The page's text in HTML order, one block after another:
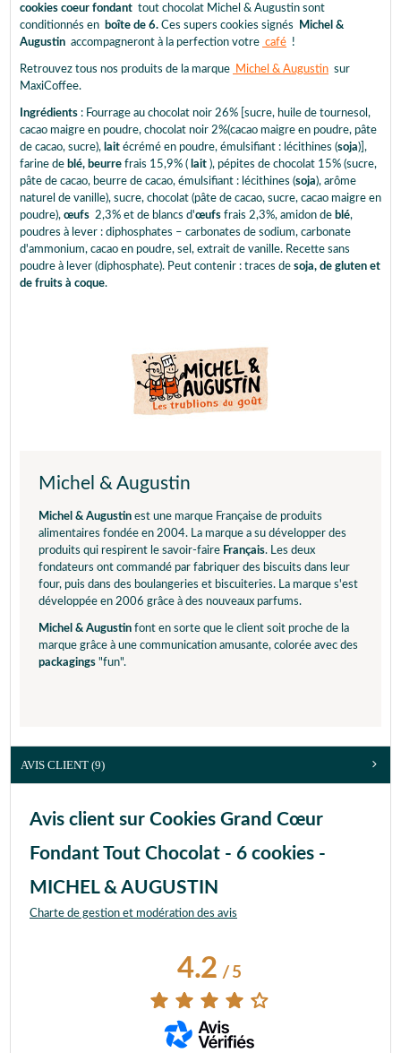
cookies coeur fondant tout chocolat Michel & Augustin sont
conditionnés en
boîte de 6. Ces supers cookies signés
Michel &
Augustin accompagneront à la perfection votre café !
Retrouvez tous nos produits de la marque Michel & Augustin sur
MaxiCoffee.
Ingrédients : Fourrage au chocolat noir 26% [sucre, huile de tournesol,
cacao maigre en poudre, chocolat noir 2%(cacao maigre en poudre, pâte
de cacao, sucre), lait écrémé en poudre, émulsifiant : lécithines (soja)],
farine de blé, beurre frais 15,9% ( lait ), pépites de chocolat 15% (sucre,
pâte de cacao, beurre de cacao, émulsifiant : lécithines (soja), arôme
naturel de vanille), sucre, chocolat (pâte de cacao, sucre, cacao maigre en
poudre), œufs 2,3% et de blancs d'œufs frais 2,3%, amidon de blé,
poudres à lever : diphosphates – carbonates de sodium, carbonate
d'ammonium, cacao en poudre, sel, extrait de vanille. Recette sans
poudre à lever (diphosphate). Peut contenir : traces de soja, de gluten et
de fruits à coque.
Michel & Augustin
Michel & Augustin est une marque Française de produits
alimentaires fondée en 2004. La marque a su développer des
produits qui respirent le savoir-faire Français. Les deux
fondateurs ont commandé par fabriquer des biscuits dans leur
four, puis dans des boulangeries et biscuiteries. La marque s'est
développée en 2006 grâce à des nouveaux parfums.
Michel & Augustin font en sorte que le client soit proche de la
marque grâce à une communication amusante, colorée avec des
packagings "fun".
AVIS CLIENT (9)
Avis client sur Cookies Grand Cœur
Fondant Tout Chocolat - 6 cookies -
MICHEL & AUGUSTIN
Charte de gestion et modération des avis
4.2/ 5